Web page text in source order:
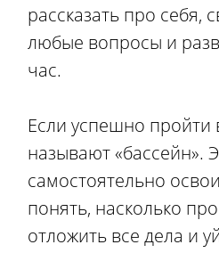
рассказать про
любые вопросы и
час.
Если успешно пройти
называют «бассейн».
самостоятельно
понять, насколько
отложить все дела и